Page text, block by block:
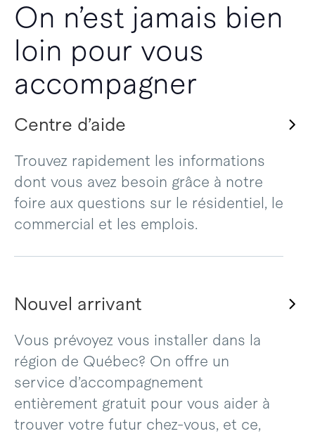
On n’est jamais bien
loin pour vous
accompagner
Centre d’aide
Trouvez rapidement les informations
dont vous avez besoin grâce à notre
foire aux questions sur le résidentiel, le
commercial et les emplois.
Nouvel arrivant
Vous prévoyez vous installer dans la
région de Québec? On offre un
service d’accompagnement
entièrement gratuit pour vous aider à
trouver votre futur chez-vous, et ce,